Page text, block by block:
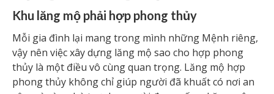
Khu lăng mộ phải hợp phong thủy
Mỗi gia đình lại mang trong mình những Mệnh riêng,
vậy nên việc xây dựng lăng mộ sao cho hợp phong
thủy là một điều vô cùng quan trọng. Lăng mộ hợp
phong thủy không chỉ giúp người đã khuất có nơi an